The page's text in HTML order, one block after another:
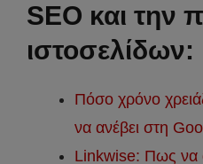
SEO και την
ιστοσελίδων:
Πόσο χρόνο
να ανέβει στη
Linkwise: Πως να